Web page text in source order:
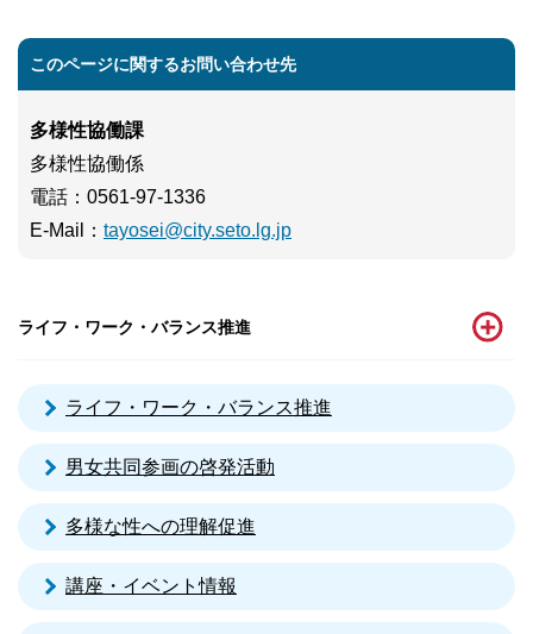
このページに関するお問い合わせ先
多様性協働課
多様性協働係
電話 ：0561-97-1336
E-Mail
： tayosei@city.seto.lg.jp
ライフ・ワーク・バランス推進
ライフ・ワーク・バランス推進
男女共同参画の啓発活動
多様な性への理解促進
講座・イベント情報